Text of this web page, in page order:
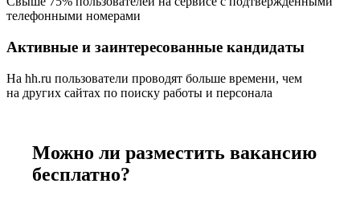
телефонными номерами
Активные и заинтересованные кандидаты
На hh.ru пользователи проводят больше времени, чем
на других сайтах по поиску работы и персонала
Можно ли разместить вакансию
бесплатно?